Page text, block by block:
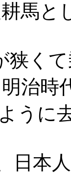
馬
く
治時
うに
日本